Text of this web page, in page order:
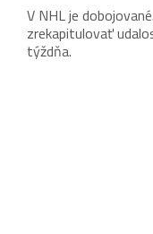
V NHL je
zrekapitulovať
týždňa.